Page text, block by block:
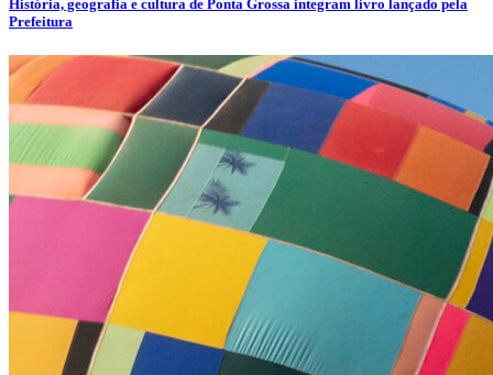
História, geografia e cultura de Ponta Grossa integram livro lançado pela
Prefeitura